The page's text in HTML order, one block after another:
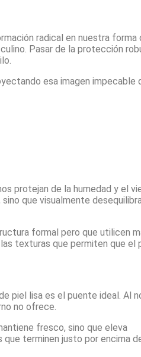
radical en nuestra forma
Pasar de la protección
esa imagen impecable
protejan de la humedad y el
que visualmente
formal pero que utilicen
texturas que permiten que el
piel lisa es el puente ideal. Al
no ofrece.
fresco, sino que eleva
terminen justo por encima